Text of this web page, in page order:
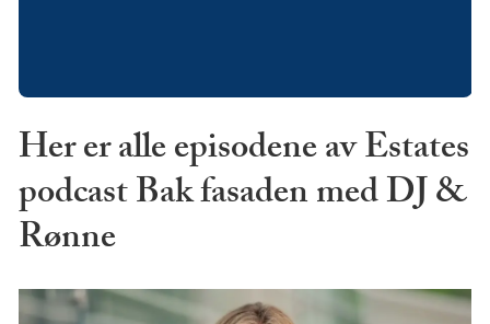
Her er alle episodene av Estates
podcast Bak fasaden med DJ &
Rønne